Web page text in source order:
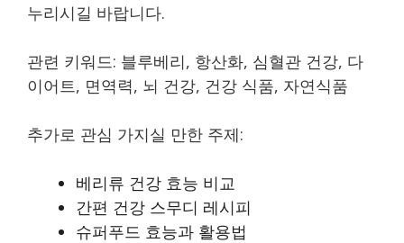
누리시길 바랍니다.
관련 키워드: 블루베리, 항산화, 심혈관 건강, 다
이어트, 면역력, 뇌 건강, 건강 식품, 자연식품
추가로 관심 가지실 만한 주제:
베리류 건강 효능 비교
간편 건강 스무디 레시피
슈퍼푸드 효능과 활용법